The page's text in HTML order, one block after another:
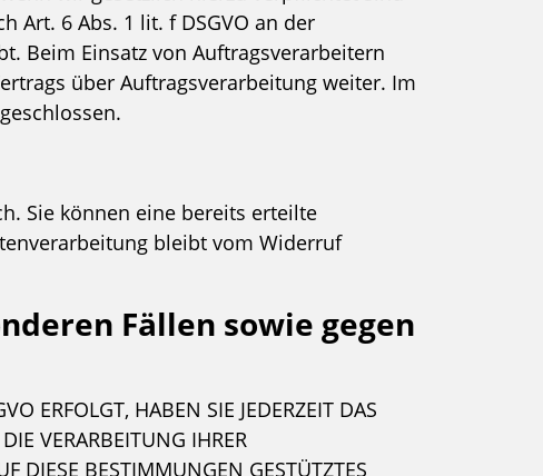
Art. 6 Abs. 1 lit. f DSGVO an der
Beim Einsatz von Auftragsverarbeitern
über Auftragsverarbeitung weiter. Im
Sie können eine bereits erteilte
bleibt vom Widerruf
Fällen sowie gegen
ERFOLGT, HABEN SIE JEDERZEIT DAS
VERARBEITUNG IHRER
DIESE BESTIMMUNGEN GESTÜTZTES